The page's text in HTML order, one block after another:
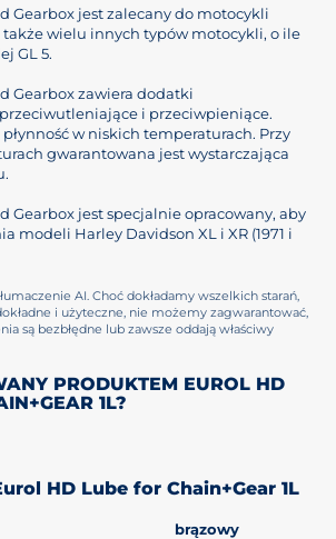
Gearbox jest zalecany do motocykli
także wielu innych typów motocykli, o ile
GL 5.
Gearbox zawiera dodatki
i przeciwpieniące.
w niskich temperaturach. Przy
gwarantowana jest wystarczająca
Gearbox jest specjalnie opracowany, aby
modeli Harley Davidson XL i XR (1971 i
AI. Choć dokładamy wszelkich starań,
i użyteczne, nie możemy zagwarantować,
są bezbłędne lub zawsze oddają właściwy
PRODUKTEM EUROL HD
1L?
HD Lube for Chain+Gear 1L
brązowy